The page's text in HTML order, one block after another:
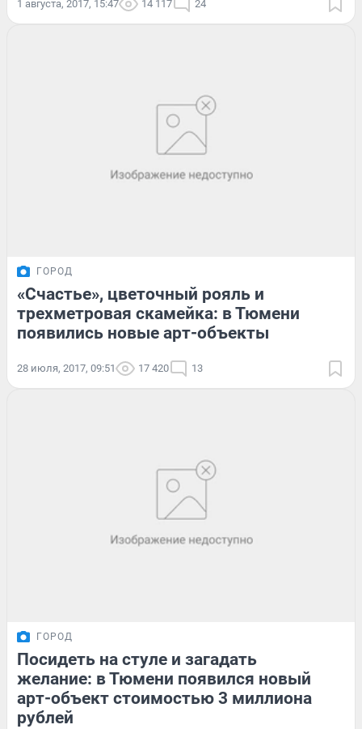
1 августа, 2017, 15:47 14 117 24
ГОРОД
«Счастье», цветочный рояль и
трехметровая скамейка: в Тюмени
появились новые арт-объекты
28 июля, 2017, 09:51 17 420 13
ГОРОД
Посидеть на стуле и загадать
желание: в Тюмени появился новый
арт-объект стоимостью 3 миллиона
рублей